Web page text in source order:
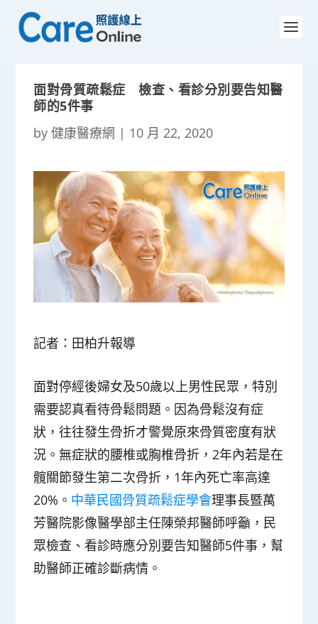
面對骨質疏鬆症 檢查、看診分別要告知醫
師的5件事
by健康醫療網 | 10 月 22, 2020
記者：田柏升報導
面對停經後婦女及50歲以上男性民眾，特別
需要認真看待骨鬆問題。因為骨鬆沒有症
狀，往往發生骨折才警覺原來骨質密度有狀
況。無症狀的腰椎或胸椎骨折，2年內若是在
髖關節發生第二次骨折，1年內死亡率高達
20%。 中華民國骨質疏鬆症學會理事長暨萬
芳醫院影像醫學部主任陳榮邦醫師呼籲，民
眾檢查、看診時應分別要告知醫師5件事，幫
助醫師正確診斷病情。